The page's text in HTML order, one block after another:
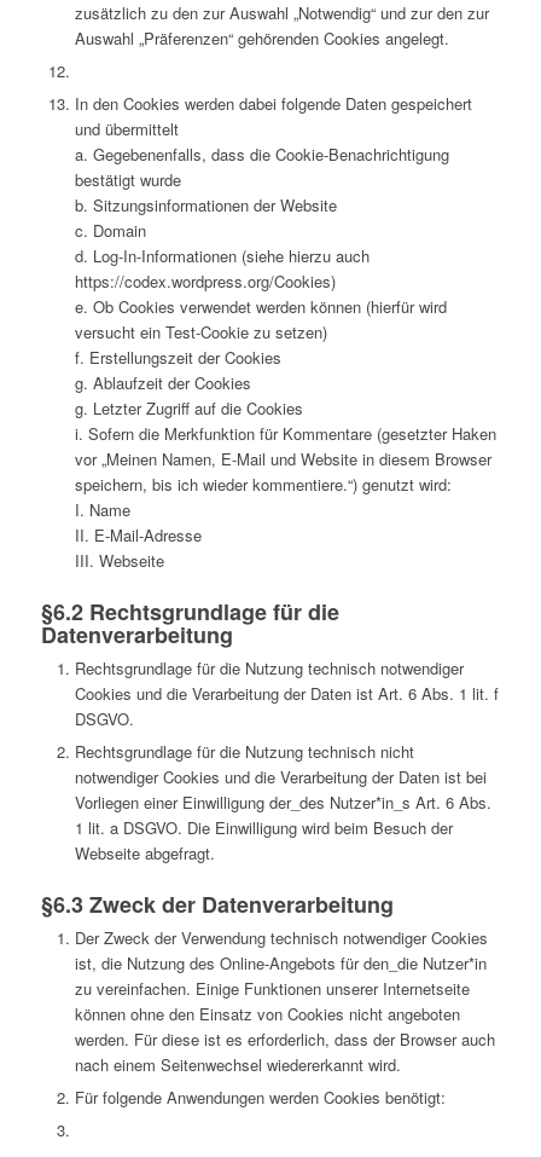
zusätzlich zu den zur Auswahl „Notwendig“ und zur den zur
Auswahl „Präferenzen“ gehörenden Cookies angelegt.
In den Cookies werden dabei folgende Daten gespeichert
und übermittelt
a. Gegebenenfalls, dass die Cookie-Benachrichtigung
bestätigt wurde
b. Sitzungsinformationen der Website
c. Domain
d. Log-In-Informationen (siehe hierzu auch
https://codex.wordpress.org/Cookies)
e. Ob Cookies verwendet werden können (hierfür wird
versucht ein Test-Cookie zu setzen)
f. Erstellungszeit der Cookies
g. Ablaufzeit der Cookies
g. Letzter Zugriff auf die Cookies
i. Sofern die Merkfunktion für Kommentare (gesetzter Haken
vor „Meinen Namen, E-Mail und Website in diesem Browser
speichern, bis ich wieder kommentiere.“) genutzt wird:
I. Name
II. E-Mail-Adresse
III. Webseite
§6.2 Rechtsgrundlage für die
Datenverarbeitung
Rechtsgrundlage für die Nutzung technisch notwendiger
Cookies und die Verarbeitung der Daten ist Art. 6 Abs. 1 lit. f
DSGVO.
Rechtsgrundlage für die Nutzung technisch nicht
notwendiger Cookies und die Verarbeitung der Daten ist bei
Vorliegen einer Einwilligung der_des Nutzer*in_s Art. 6 Abs.
1 lit. a DSGVO. Die Einwilligung wird beim Besuch der
Webseite abgefragt.
§6.3 Zweck der Datenverarbeitung
Der Zweck der Verwendung technisch notwendiger Cookies
ist, die Nutzung des Online-Angebots für den_die Nutzer*in
zu vereinfachen. Einige Funktionen unserer Internetseite
können ohne den Einsatz von Cookies nicht angeboten
werden. Für diese ist es erforderlich, dass der Browser auch
nach einem Seitenwechsel wiedererkannt wird.
Für folgende Anwendungen werden Cookies benötigt: